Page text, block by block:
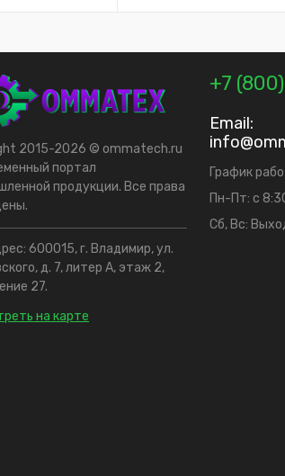
2015-2026 © ommatech.ru
портал
продукции. Все права
600015, г. Владимир, ул.
д. 7, литер А, этаж 2,
27.
на карте
+7
Email:
График
Пн-Пт: с
Сб, Вс: